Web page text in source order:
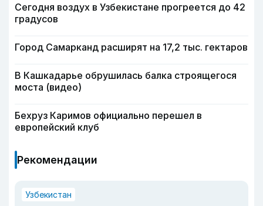
Сегодня воздух в Узбекистане прогреется до 42
градусов
Город Самарканд расширят на 17,2 тыс. гектаров
В Кашкадарье обрушилась балка строящегося
моста (видео)
Бехруз Каримов официально перешел в
европейский клуб
Рекомендации
Узбекистан